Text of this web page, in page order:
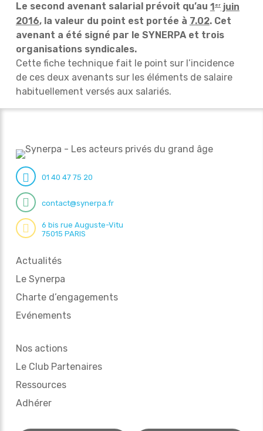
Le second avenant salarial prévoit qu’au 1 erjuin
2016, la valeur du point est portée à 7.02. Cet
avenant a été signé par le SYNERPA et trois
organisations syndicales.
Cette fiche technique fait le point sur l’incidence
de ces deux avenants sur les éléments de salaire
habituellement versés aux salariés.
01 40 47 75 20
contact@synerpa.fr
6 bis rue Auguste-Vitu
75015 PARIS
Actualités
Le Synerpa
Charte d’engagements
Evénements
Nos actions
Le Club Partenaires
Ressources
Adhérer